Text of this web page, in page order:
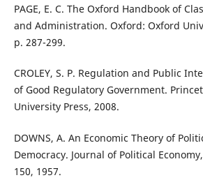
PAGE, E. C. The Oxford Handbook of
and Administration. Oxford: Oxford
p. 287-299.
CROLEY, S. P. Regulation and Public
of Good Regulatory Government.
University Press, 2008.
DOWNS, A. An Economic Theory of
Democracy. Journal of Political
150, 1957.